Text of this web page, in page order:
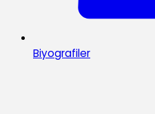
Biyografiler